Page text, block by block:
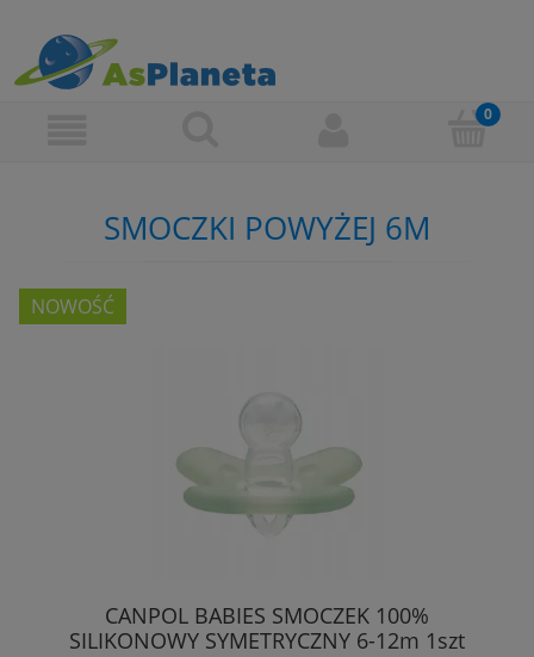
SMOCZKI POWYŻEJ 6M
CANPOL BABIES SMOCZEK 100%
SILIKONOWY SYMETRYCZNY 6-12m 1szt
NOWOŚĆ